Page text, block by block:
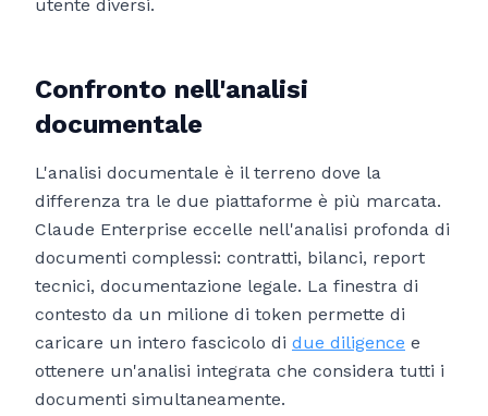
utente diversi.
Confronto nell'analisi
documentale
L'analisi documentale è il terreno dove la
differenza tra le due piattaforme è più marcata.
Claude Enterprise eccelle nell'analisi profonda di
documenti complessi: contratti, bilanci, report
tecnici, documentazione legale. La finestra di
contesto da un milione di token permette di
caricare un intero fascicolo di due diligence e
ottenere un'analisi integrata che considera tutti i
documenti simultaneamente.